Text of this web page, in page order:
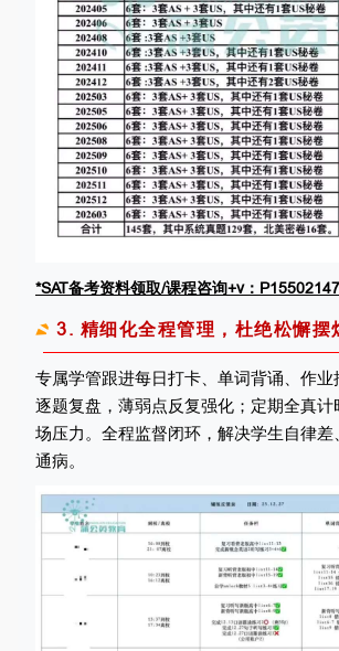
*SAT备考资料领取/课程咨询+v：
3. 精细化全程管理，杜绝松懈摆
专属学管跟进每日打卡、单词背诵、作业
逐题复盘，薄弱点反复强化；定期全真
场压力。全程监督闭环，解决学生自律差
通病。